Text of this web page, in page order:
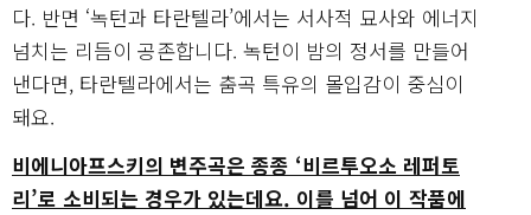
다. 반면 ‘녹턴과 타란텔라’에서는 서사적 묘사와 에너지
넘치는 리듬이 공존합니다. 녹턴이 밤의 정서를 만들어
낸다면, 타란텔라에서는 춤곡 특유의 몰입감이 중심이
돼요.
비에니아프스키의 변주곡은 종종 ‘비르투오소 레퍼토
리’로 소비되는 경우가 있는데요. 이를 넘어 이 작품에